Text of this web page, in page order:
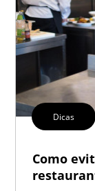
Dicas
Como